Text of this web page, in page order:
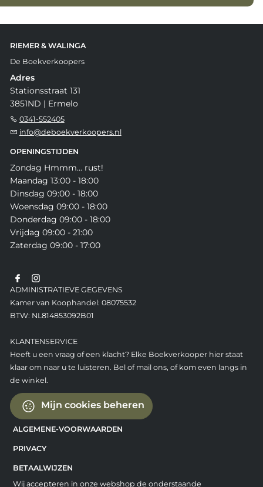
RIEMER & WALINGA
De Boekverkoopers
Adres
Stationsstraat 131
3851ND | Ermelo
0341-552405
info@deboekverkoopers.nl
OPENINGSTIJDEN
Zondag Hmmm... rust!
Maandag 13:00 - 18:00
Dinsdag 09:00 - 18:00
Woensdag 09:00 - 18:00
Donderdag 09:00 - 18:00
Vrijdag 09:00 - 21:00
Zaterdag 09:00 - 17:00
ADMINISTRATIEVE GEGEVENS
Kamer van Koophandel: 08075532
BTW: NL814853092B01
KLANTENSERVICE
Heeft u een vraag of een klacht? Elke Boekverkooper hier staat
klaar om naar u te luisteren. Bel of mail ons, of kom even langs in
de winkel.
Mijn cookies beheren
ALGEMENE-VOORWAARDEN
PRIVACY
BETAALWIJZEN
Wij accepteren in onze webshop de onderstaande